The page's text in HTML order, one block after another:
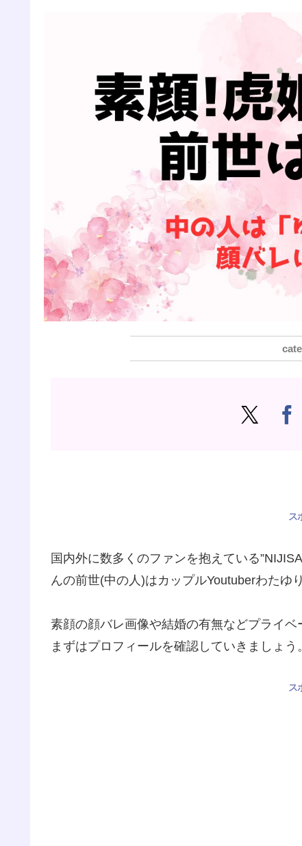
ス
国内外に数多くのファンを抱えている
んの前世(中の人)はカップルYoutuberわたゆ
素顔の顔バレ画像や結婚の有無などプライ
まずはプロフィールを確認していきましょう。
ス